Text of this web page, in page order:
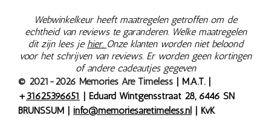
Webwinkelkeur heeft maatregelen getroffen om de
echtheid van reviews te garanderen. Welke maatregelen
dit zijn lees je hier. Onze klanten worden niet beloond
voor het schrijven van reviews. Er worden geen kortingen
of andere cadeautjes gegeven
© 2021-2026 Memories Are Timeless | M.A.T. |
+31625396651 | Eduard Wintgensstraat 28, 6446 SN
BRUNSSUM | info@memoriesaretimeless.nl | KvK